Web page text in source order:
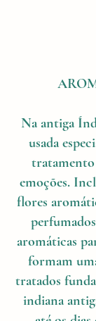
Na antiga
usada
tratamento
emoções.
flores
aromáticas
formam
tratados
indiana